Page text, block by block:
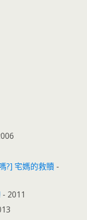
?] 宅媽的救贖 -
- 2011